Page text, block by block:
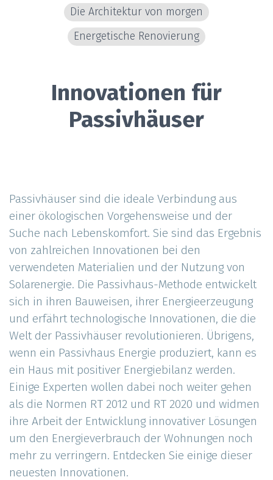
Die Architektur von morgen
Energetische Renovierung
Innovationen für
Passivhäuser
Passivhäuser sind die ideale Verbindung aus
einer ökologischen Vorgehensweise und der
Suche nach Lebenskomfort. Sie sind das Ergebnis
von zahlreichen Innovationen bei den
verwendeten Materialien und der Nutzung von
Solarenergie. Die Passivhaus-Methode entwickelt
sich in ihren Bauweisen, ihrer Energieerzeugung
und erfährt technologische Innovationen, die die
Welt der Passivhäuser revolutionieren. Übrigens,
wenn ein Passivhaus Energie produziert, kann es
ein Haus mit positiver Energiebilanz werden.
Einige Experten wollen dabei noch weiter gehen
als die Normen RT 2012 und RT 2020 und widmen
ihre Arbeit der Entwicklung innovativer Lösungen
um den Energieverbrauch der Wohnungen noch
mehr zu verringern. Entdecken Sie einige dieser
neuesten Innovationen.